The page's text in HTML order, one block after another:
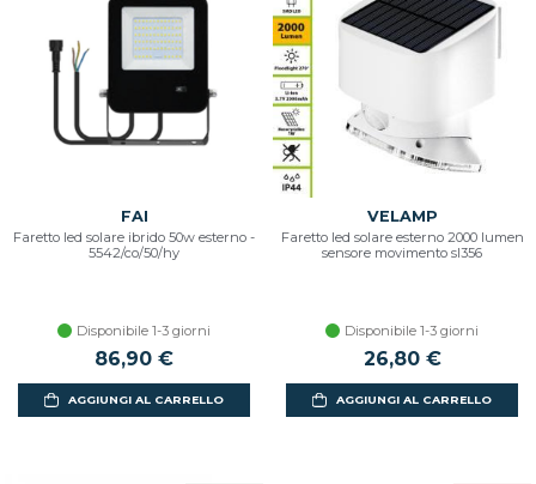
FAI
Faretto led solare ibrido 50w esterno -
5542/co/50/hy
Disponibile 1-3 giorni
86,90 €
AGGIUNGI AL CARRELLO
VELAMP
Faretto led solare esterno 2000 lumen
sensore movimento sl356
Disponibile 1-3 giorni
26,80 €
AGGIUNGI AL CARRELLO